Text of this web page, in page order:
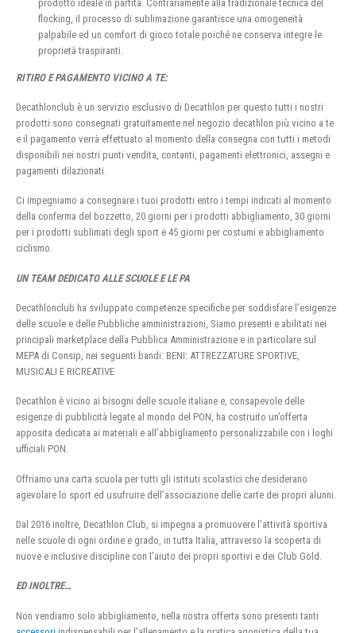
prodotto ideale in partita. Contrariamente alla tradizionale tecnica del
flocking, il processo di sublimazione garantisce una omogeneità
palpabile ed un comfort di gioco totale poiché ne conserva integre le
proprietà traspiranti.
RITIRO E PAGAMENTO VICINO A TE:
Decathlonclub è un servizio esclusivo di Decathlon per questo tutti i nostri
prodotti sono consegnati gratuitamente nel negozio decathlon più vicino a te
e il pagamento verrà effettuato al momento della consegna con tutti i metodi
disponibili nei nostri punti vendita, contanti, pagamenti elettronici, assegni e
pagamenti dilazionati.
Ci impegniamo a consegnare i tuoi prodotti entro i tempi indicati al momento
della conferma del bozzetto, 20 giorni per i prodotti abbigliamento, 30 giorni
per i prodotti sublimati degli sport e 45 giorni per costumi e abbigliamento
ciclismo.
UN TEAM DEDICATO ALLE SCUOLE E LE PA
Decathlonclub ha sviluppato competenze specifiche per soddisfare l’esigenze
delle scuole e delle Pubbliche amministrazioni, Siamo presenti e abilitati nei
principali marketplace della Pubblica Amministrazione e in particolare sul
MEPA di Consip, nei seguenti bandi: BENI: ATTREZZATURE SPORTIVE,
MUSICALI E RICREATIVE
Decathlon è vicino ai bisogni delle scuole italiane e, consapevole delle
esigenze di pubblicità legate al mondo del PON, ha costruito un’offerta
apposita dedicata ai materiali e all’abbigliamento personalizzabile con i loghi
ufficiali PON.
Offriamo una carta scuola per tutti gli istituti scolastici che desiderano
agevolare lo sport ed usufruire dell’associazione delle carte dei propri alunni.
Dal 2016 inoltre, Decathlon Club, si impegna a promuovere l’attività sportiva
nelle scuole di ogni ordine e grado, in tutta Italia, attraverso la scoperta di
nuove e inclusive discipline con l’aiuto dei propri sportivi e dei Club Gold.
ED INOLTRE…
Non vendiamo solo abbigliamento, nella nostra offerta sono presenti tanti